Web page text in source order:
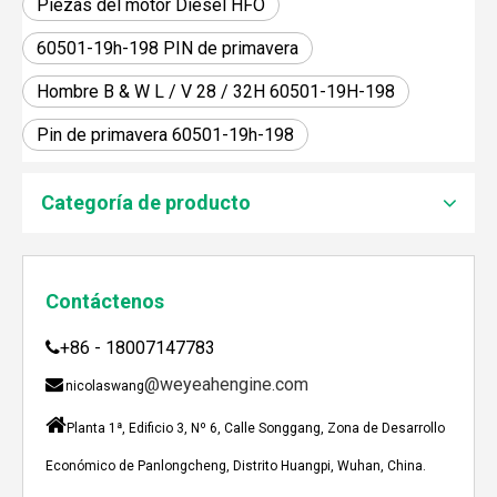
Piezas del motor Diesel HFO
60501-19h-198 PIN de primavera
Hombre B & W L / V 28 / 32H 60501-19H-198
Pin de primavera 60501-19h-198
Categoría de producto
Contáctenos
+86 - 18007147783
nicolaswang@weyeahengine.com
Planta 1ª, Edificio 3, Nº 6, Calle Songgang, Zona de Desarrollo
Económico de Panlongcheng, Distrito Huangpi, Wuhan, China.
JEBACHER BIOGAS GENERADOR SOBRE EL PROYECTO DE GENERACIÓN DE ENERGÍA DE GOLLES